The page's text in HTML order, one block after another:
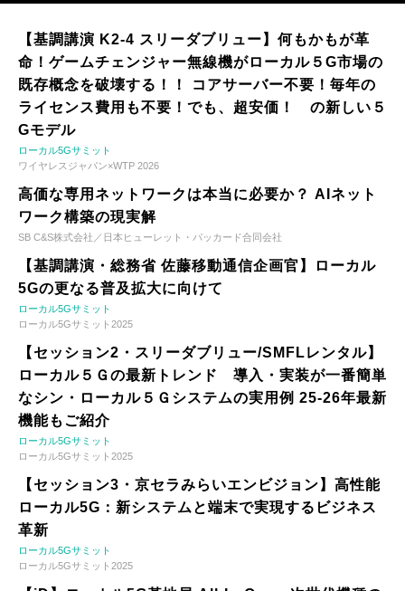
【基調講演 K2-4 スリーダブリュー】何もかもが革
命！ゲームチェンジャー無線機がローカル５G市場の
既存概念を破壊する！！ コアサーバー不要！毎年の
ライセンス費用も不要！でも、超安価！ の新しい５
Gモデル
ローカル5Gサミット
ワイヤレスジャパン×WTP 2026
高価な専用ネットワークは本当に必要か？ AIネット
ワーク構築の現実解
SB C&S株式会社／日本ヒューレット・パッカード合同会社
【基調講演・総務省 佐藤移動通信企画官】ローカル
5Gの更なる普及拡大に向けて
ローカル5Gサミット
ローカル5Gサミット2025
【セッション2・スリーダブリュー/SMFLレンタル】
ローカル５Ｇの最新トレンド 導入・実装が一番簡単
なシン・ローカル５Ｇシステムの実用例 25-26年最新
機能もご紹介
ローカル5Gサミット
ローカル5Gサミット2025
【セッション3・京セラみらいエンビジョン】高性能
ローカル5G：新システムと端末で実現するビジネス
革新
ローカル5Gサミット
ローカル5Gサミット2025